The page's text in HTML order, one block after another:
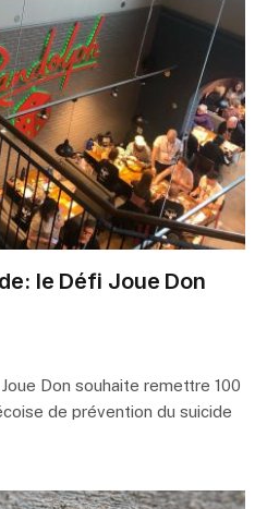
le Défi Joue Don
Don souhaite remettre 100
de prévention du suicide